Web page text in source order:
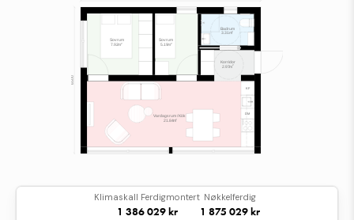
Klimaskall Ferdigmontert
1 386 029 kr
Nøkkelferdig
1 875 029 kr